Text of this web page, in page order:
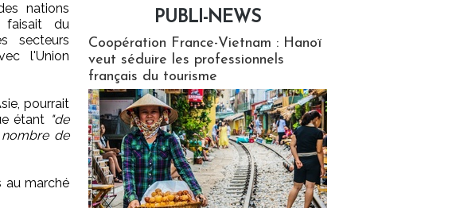
nations
faisait du
secteurs
l'Union
pourrait
étant "de
de
au marché
PUBLI-NEWS
Coopération France-Vietnam : Hanoï
veut séduire les professionnels
français du tourisme